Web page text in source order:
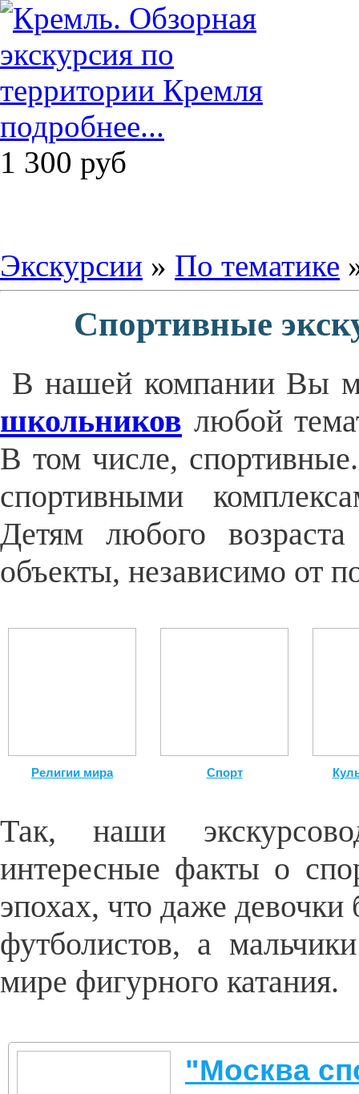
подробнее...
1 300 руб
Экскурсии » По тематике
Спортивные
В нашей компании Вы
школьников любой
В том числе,
спортивными
Детям любого
объекты, независимо от
Религии мира Спорт
Так, наши
интересные факты о
эпохах, что даже
футболистов, а
мире фигурного катания.
"Москва